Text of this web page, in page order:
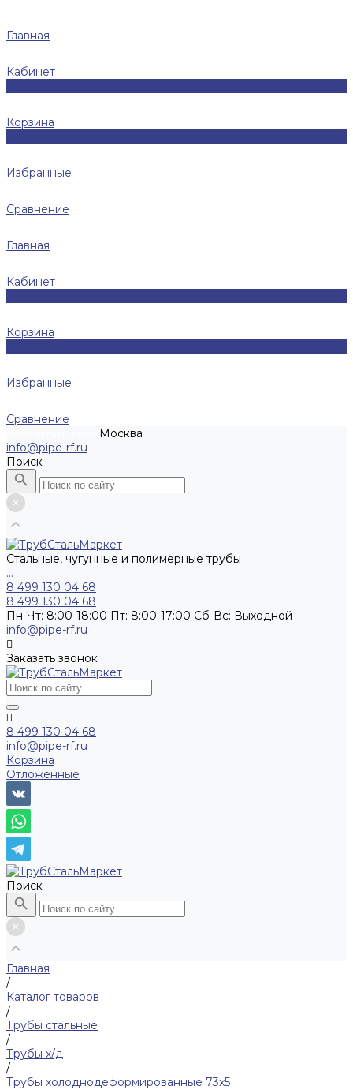
Главная
Кабинет
Корзина
Избранные
Сравнение
Главная
Кабинет
Корзина
Избранные
Сравнение
Москва
info@pipe-rf.ru
Поиск
Стальные, чугунные и полимерные трубы
...
8 499 130 04 68
8 499 130 04 68
Пн-Чт: 8:00-18:00 Пт: 8:00-17:00 Сб-Вс: Выходной
info@pipe-rf.ru
Заказать звонок
8 499 130 04 68
info@pipe-rf.ru
Корзина
Отложенные
Поиск
Главная
/
Каталог товаров
/
Трубы стальные
/
Трубы х/д
/
Трубы холоднодеформированные 73x5